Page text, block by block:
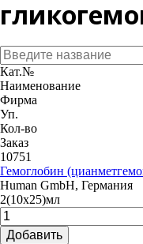
Кат.№
Наименование
Фирма
Уп.
Кол-во
Заказ
10751
Гемоглобин
Human GmbH, Германия
2(10х25)мл
Добавить